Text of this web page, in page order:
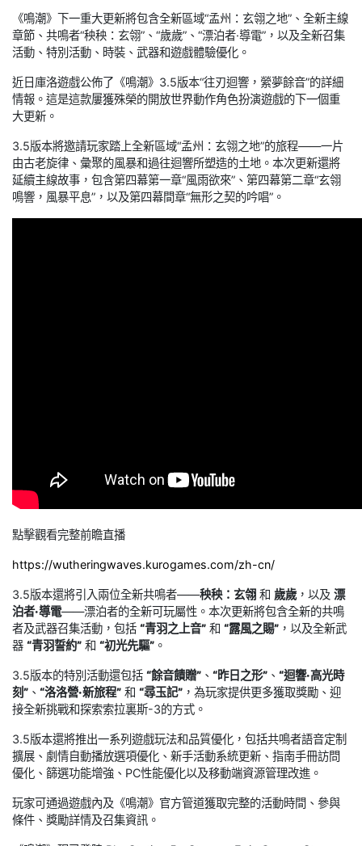
《鳴潮》下一重大更新將包含全新區域“孟州：玄翎之地”、全新主線
章節、共鳴者“秧秧：玄翎”、“歲歲”、“漂泊者·導電”，以及全新召集
活動、特別活動、時裝、武器和遊戲體驗優化。
近日庫洛遊戲公佈了《鳴潮》3.5版本“往刃迴響，縈夢餘音”的詳細
情報。這是這款屢獲殊榮的開放世界動作角色扮演遊戲的下一個重
大更新。
3.5版本將邀請玩家踏上全新區域“孟州：玄翎之地”的旅程——一片
由古老旋律、彙聚的風暴和過往迴響所塑造的土地。本次更新還將
延續主線故事，包含第四幕第一章“風雨欲來”、第四幕第二章“玄翎
鳴響，風暴平息”，以及第四幕間章“無形之契的吟唱”。
點擊觀看完整前瞻直播
https://wutheringwaves.kurogames.com/zh-cn/
3.5版本還將引入兩位全新共鳴者——秧秧：玄翎 和 歲歲，以及 漂
泊者·導電——漂泊者的全新可玩屬性。本次更新將包含全新的共鳴
者及武器召集活動，包括 “青羽之上音” 和 “露風之賜” ，以及全新武
器 “青羽誓約” 和 “初光先驅” 。
3.5版本的特別活動還包括 “餘音饋贈” 、 “昨日之形” 、 “迴響·高光時
刻” 、 “洛洛營·新旅程” 和 “尋玉記” ，為玩家提供更多獲取獎勵、迎
接全新挑戰和探索索拉裏斯-3的方式。
3.5版本還將推出一系列遊戲玩法和品質優化，包括共鳴者語音定制
擴展、劇情自動播放選項優化、新手活動系統更新、指南手冊訪問
優化、篩選功能增強、PC性能優化以及移動端資源管理改進。
玩家可通過遊戲內及《鳴潮》官方管道獲取完整的活動時間、參與
條件、獎勵詳情及召集資訊。